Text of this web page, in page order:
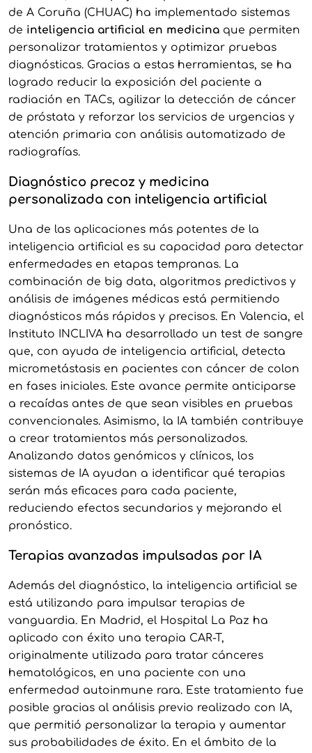
de A Coruña (CHUAC) ha implementado sistemas
de inteligencia artificial en medicinaque permiten
personalizar tratamientos y optimizar pruebas
diagnósticas. Gracias a estas herramientas, se ha
logrado reducir la exposición del paciente a
radiación en TACs, agilizar la detección de cáncer
de próstata y reforzar los servicios de urgencias y
atención primaria con análisis automatizado de
radiografías.
Diagnóstico precoz y medicina
personalizada con inteligencia artificial
Una de las aplicaciones más potentes de la
inteligencia artificial es su capacidad para detectar
enfermedades en etapas tempranas. La
combinación de big data, algoritmos predictivos y
análisis de imágenes médicas está permitiendo
diagnósticos más rápidos y precisos. En Valencia, el
Instituto INCLIVA ha desarrollado un test de sangre
que, con ayuda de inteligencia artificial, detecta
micrometástasis en pacientes con cáncer de colon
en fases iniciales. Este avance permite anticiparse
a recaídas antes de que sean visibles en pruebas
convencionales. Asimismo, la IA también contribuye
a crear tratamientos más personalizados.
Analizando datos genómicos y clínicos, los
sistemas de IA ayudan a identificar qué terapias
serán más eficaces para cada paciente,
reduciendo efectos secundarios y mejorando el
pronóstico.
Terapias avanzadas impulsadas por IA
Además del diagnóstico, la inteligencia artificial se
está utilizando para impulsar terapias de
vanguardia. En Madrid, el Hospital La Paz ha
aplicado con éxito una terapia CAR-T,
originalmente utilizada para tratar cánceres
hematológicos, en una paciente con una
enfermedad autoinmune rara. Este tratamiento fue
posible gracias al análisis previo realizado con IA,
que permitió personalizar la terapia y aumentar
sus probabilidades de éxito. En el ámbito de la